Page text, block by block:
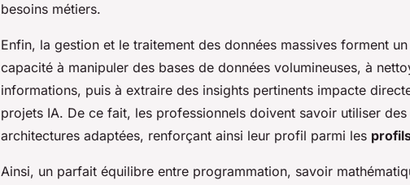
besoins métiers.
Enfin, la gestion et le traitement des données massives forment
capacité à manipuler des bases de données volumineuses, à
informations, puis à extraire des insights pertinents impacte
projets IA. De ce fait, les professionnels doivent savoir utiliser
architectures adaptées, renforçant ainsi leur profil parmi les
Ainsi, un parfait équilibre entre programmation, savoir